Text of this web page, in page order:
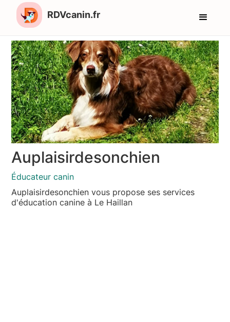
RDVcanin.fr
Auplaisirdesonchien
Éducateur canin
Auplaisirdesonchien vous propose ses services
d'éducation canine à Le Haillan